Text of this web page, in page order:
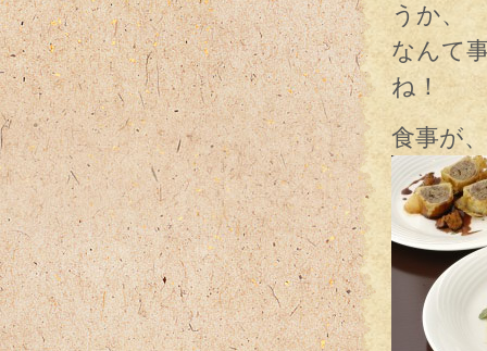
うか、
なんて
ね！
食事が